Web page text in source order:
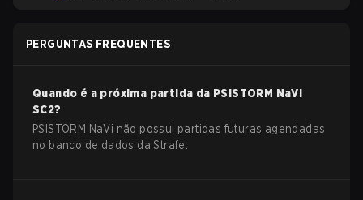
PERGUNTAS FREQUENTES
Quando é a próxima partida da PSISTORM NaVi
SC2?
PSISTORM NaVi não possui partidas futuras agendadas
no banco de dados da Strafe.